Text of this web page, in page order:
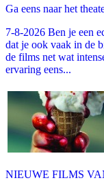
Ga eens naar het
7-8-2026 Ben je een
dat je ook vaak in de
de films net wat
ervaring eens...
NIEUWE FILMS